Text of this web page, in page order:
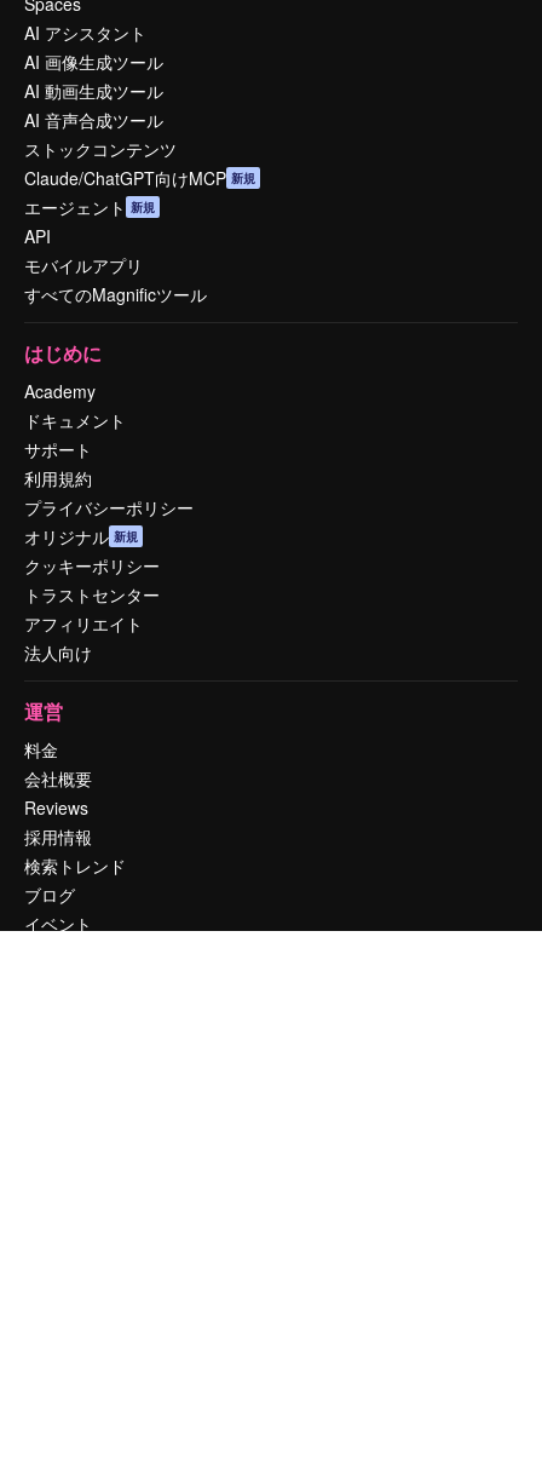
AI アシスタント
AI 画像生成ツール
AI 動画生成ツール
AI 音声合成ツール
ストックコンテンツ
Claude/ChatGPT向けMCP 新規
エージェント 新規
API
モバイルアプリ
すべてのMagnificツール
はじめに
Academy
ドキュメント
サポート
利用規約
プライバシーポリシー
オリジナル 新規
クッキーポリシー
トラストセンター
アフィリエイト
法人向け
運営
料金
会社概要
Reviews
採用情報
検索トレンド
ブログ
イベント